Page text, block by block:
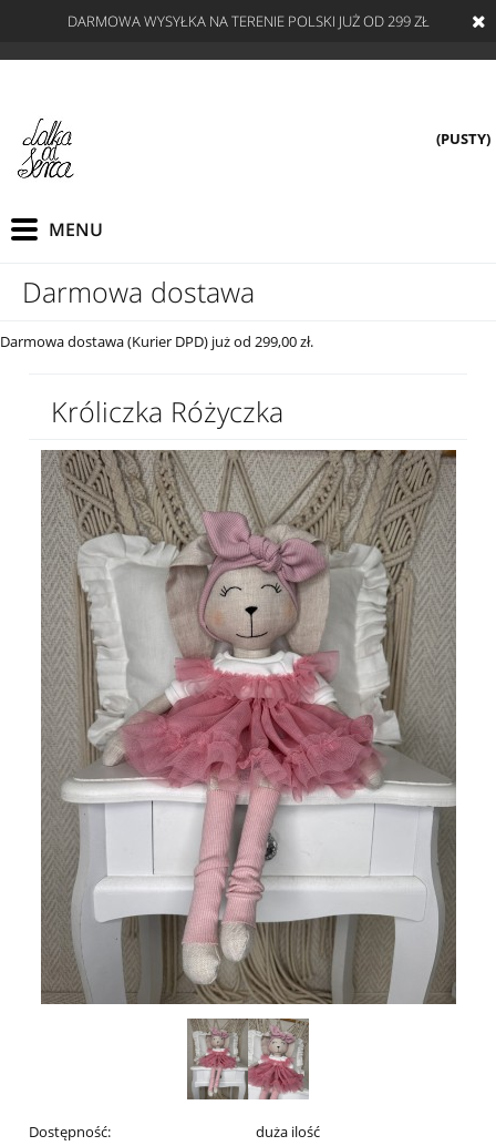
DARMOWA WYSYŁKA NA TERENIE POLSKI JUŻ OD 299 ZŁ
(PUSTY)
Darmowa dostawa
Darmowa dostawa (Kurier DPD) już od 299,00 zł.
Króliczka Różyczka
Dostępność:
duża ilość